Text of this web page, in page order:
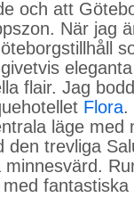
och att
När jag
flair. Jag
Flora.
läge med
den trevliga
fantastiska